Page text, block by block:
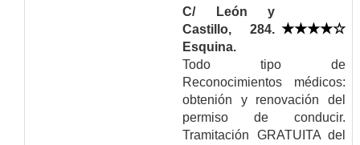
C/ León y
Castillo, 284.
Esquina.
Todo tipo de
Reconocimientos médicos:
obtenión y renovación del
permiso de conducir.
Tramitación GRATUITA del